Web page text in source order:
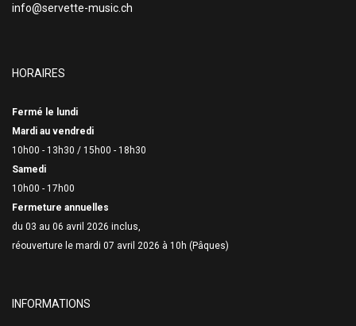
info@servette-music.ch
HORAIRES
Fermé le lundi
Mardi au vendredi
10h00 - 13h30 / 15h00 - 18h30
Samedi
10h00 - 17h00
Fermeture annuelles
du 03 au 06 avril 2026 inclus,
réouverture le mardi 07 avril 2026 à 10h (Pâques)
INFORMATIONS